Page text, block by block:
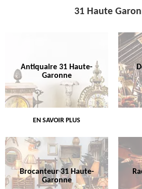
31 Haute
Antiquaire 31 Haute-
Garonne
EN SAVOIR PLUS
Brocanteur 31 Haute-
Garonne